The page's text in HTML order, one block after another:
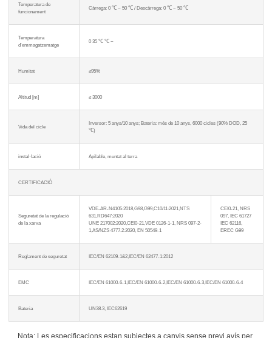
Temperatura de
funcionament
Càrrega: 0 ℃ ~ 50 ℃ / Descàrrega: 0 ℃ ~ 50 ℃
Temperatura
d'emmagatzematge
0 35 ℃ ℃ ~
Humitat ≤95%
Altitud [m] ≤ 3000
Vida del cicle
Inversor: 5 anys/10 anys; Bateria: més de 10 anys, 6000 cicles (90% DOD, 25
℃)
instal·lació Apilable, muntat al terra
CERTIFICACIÓ
Seguretat de la regulació
de la xarxa
VDE-AR-N4105:2018,G98,G99,C10/11:2021,NTS
631,RD647:2020
UNE 217002:2020,CEI0-21,VDE 0126-1-1, NRS 097-2-
1,AS/NZS 4777.2:2020, EN 50549-1
CEI0-21, NRS
097, IEC 61727
IEC 62116,
EREC G99
Reglament de seguretat IEC/EN 62109-1&2,IEC/EN 62477-1:2012
EMC IEC/EN 61000-6-1,IEC/EN 61000-6-2,IEC/EN 61000-6-3,IEC/EN 61000-6-4
Bateria UN38.3, IEC62619
Nota: Les especificacions estan subjectes a canvis sense previ avís per
Contacta'ns
Estem aquí per respondre les vostres preguntes i oferir-vos les solucions energètiques
que millor s'adaptin a les vostres necessitats.